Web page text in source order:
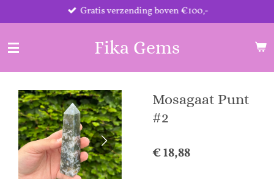
direct
de
Gratis verzending boven €100,-
Fika Gems
Mosagaat Punt
#2
€ 18,88